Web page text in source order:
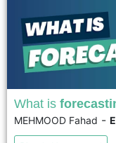
Forecasting is a key
future events using
What is
MEHMOOD Fahad -